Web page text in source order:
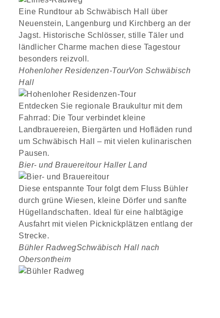
Eine Rundtour ab Schwäbisch Hall über
Neuenstein, Langenburg und Kirchberg an der
Jagst. Historische Schlösser, stille Täler und
ländlicher Charme machen diese Tagestour
besonders reizvoll.
Hohenloher Residenzen-TourVon Schwäbisch
Hall
Entdecken Sie regionale Braukultur mit dem
Fahrrad: Die Tour verbindet kleine
Landbrauereien, Biergärten und Hofläden rund
um Schwäbisch Hall – mit vielen kulinarischen
Pausen.
Bier- und Brauereitour Haller Land
Diese entspannte Tour folgt dem Fluss Bühler
durch grüne Wiesen, kleine Dörfer und sanfte
Hügellandschaften. Ideal für eine halbtägige
Ausfahrt mit vielen Picknickplätzen entlang der
Strecke.
Bühler RadwegSchwäbisch Hall nach
Obersontheim